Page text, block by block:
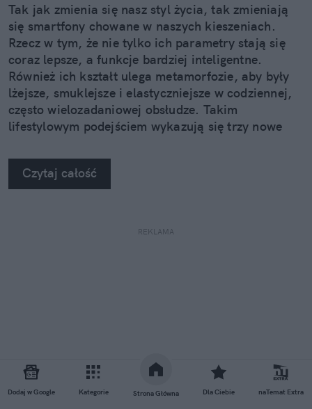
Dodaj w Google Kategorie Strona Główna Dla Ciebie naTemat Extra
Tak jak zmienia się nasz styl życia, tak zmieniają
się smartfony chowane w naszych kieszeniach.
Rzecz w tym, że nie tylko ich parametry stają się
coraz lepsze, a funkcje bardziej inteligentne.
Również ich kształt ulega metamorfozie, aby były
lżejsze, smuklejsze i elastyczniejsze w codziennej,
często wielozadaniowej obsłudze. Takim
lifestylowym podejściem wykazują się trzy nowe
Czytaj całość
REKLAMA